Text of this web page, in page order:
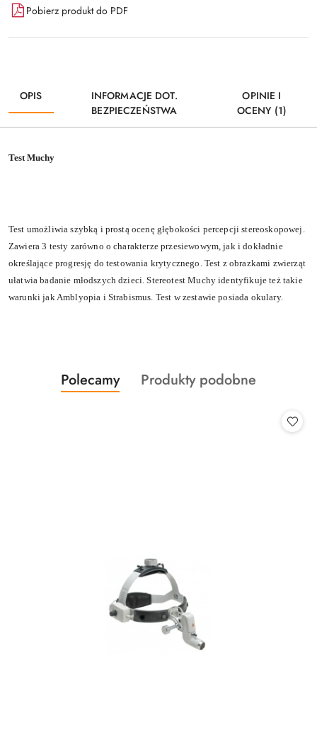
Pobierz produkt do PDF
OPIS
INFORMACJE DOT.
BEZPIECZEŃSTWA
OPINIE I
OCENY (1)
Test Muchy
Test umożliwia szybką i prostą ocenę głębokości percepcji stereoskopowej.
Zawiera 3 testy zarówno o charakterze przesiewowym, jak i dokładnie
określające progresję do testowania krytycznego. Test z obrazkami zwierząt
ułatwia badanie młodszych dzieci. Stereotest Muchy identyfikuje też takie
warunki jak Amblyopia i Strabismus. Test w zestawie posiada okulary.
Pomiń karuzelę produktów
Produkty
o
Polecamy
Produkty
Produkty podobne